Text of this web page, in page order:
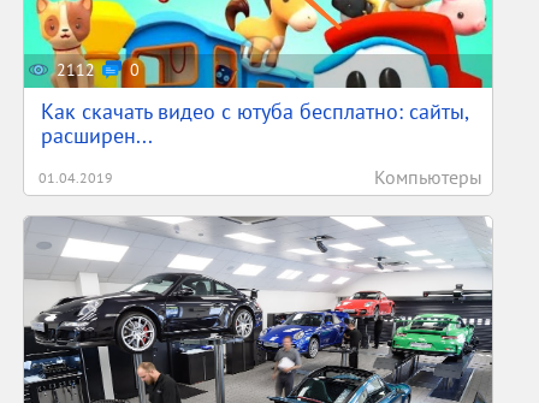
2112 0
Как скачать видео с ютуба бесплатно: сайты,
расширен...
01.04.2019 Компьютеры